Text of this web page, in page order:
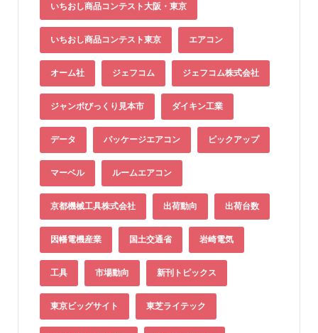
いちおし商品コンテスト大阪・東京
いちおし商品コンテスト東京 エアコン
オーム社 ジェフコム ジェフコム株式会社
ジャンボびっくり見本市 ダイキン工業
データ パッケージエアコン ピックアップ
マーベル ルームエアコン
京都機械工具株式会社 出荷動向 出荷台数
因幡電機産業 国土交通省 岩崎電気
工具 市場動向 新刊トピックス
東京ビッグサイト 東芝ライテック